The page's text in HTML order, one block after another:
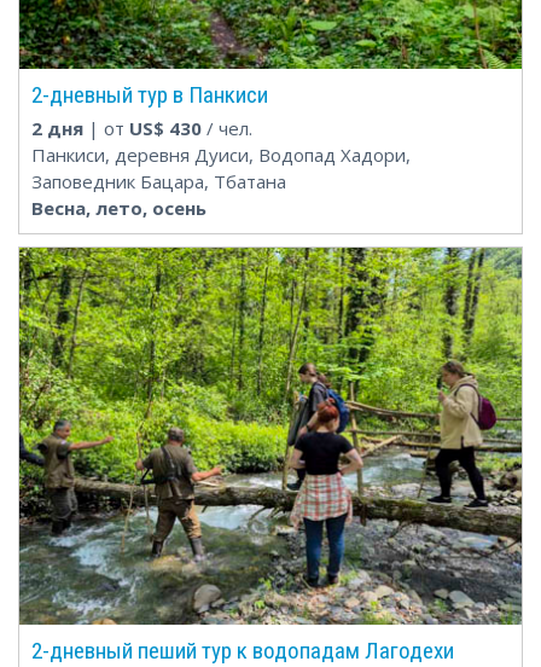
2-дневный тур в Панкиси
2 дня | от US$ 430 / чел.
Панкиси, деревня Дуиси, Водопад Хадори,
Заповедник Бацара, Тбатана
Весна, лето, осень
2-дневный пеший тур к водопадам Лагодехи